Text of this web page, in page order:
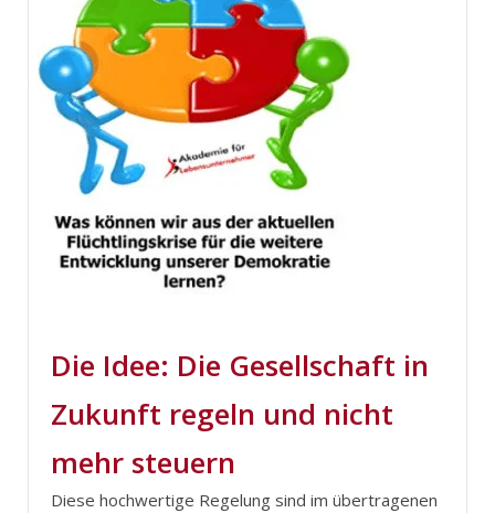
Die Idee: Die Gesellschaft in
Zukunft regeln und nicht
mehr steuern
Diese hochwertige Regelung sind im übertragenen